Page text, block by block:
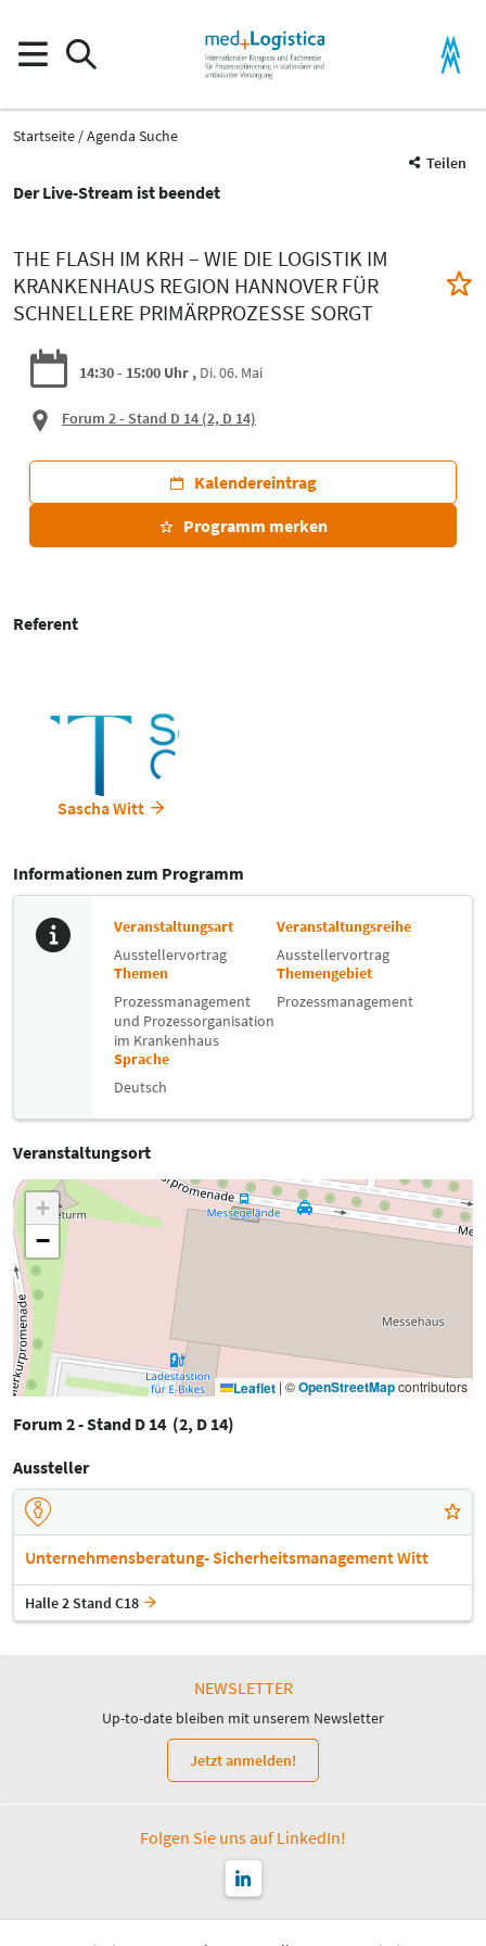
Startseite
Agenda Suche
Teilen
Der Live-Stream ist beendet
THE FLASH IM KRH – WIE DIE LOGISTIK IM
KRANKENHAUS REGION HANNOVER FÜR
SCHNELLERE PRIMÄRPROZESSE SORGT
14:30 - 15:00 Uhr Di. 06. Mai
Forum 2 - Stand D 14 (2, D 14)
Kalendereintrag
Programm merken
Referent
Sascha Witt
Informationen zum Programm
Veranstaltungsart
Ausstellervortrag
Veranstaltungsreihe
Ausstellervortrag
Themen
Prozessmanagement
und Prozessorganisation
im Krankenhaus
Themengebiet
Prozessmanagement
Sprache
Deutsch
Veranstaltungsort
+
−
Leaflet | ©OpenStreetMapcontributors
Forum 2 - Stand D 14 (2, D 14)
Aussteller
Unternehmensberatung- Sicherheitsmanagement Witt
Halle 2 Stand C18
NEWSLETTER
Up-to-date bleiben mit unserem Newsletter
Jetzt anmelden!
Folgen Sie uns auf LinkedIn!